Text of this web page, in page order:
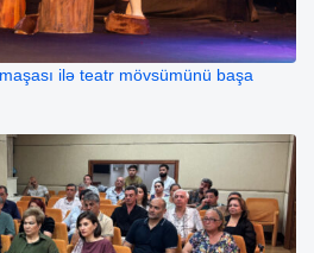
ilə teatr mövsümünü başa